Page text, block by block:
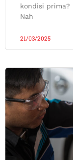
kondisi prima?
Nah
21/03/2025